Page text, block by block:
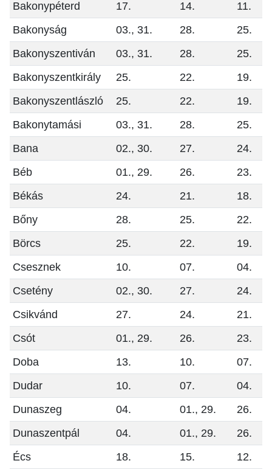
Bakonypéterd 17. 14.
11.
Bakonyság
03., 31. 28.
25.
Bakonyszentiván
03., 31. 28.
25.
Bakonyszentkirály
25. 22.
19.
Bakonyszentlászló
25. 22.
19.
Bakonytamási
03., 31. 28.
25.
Bana
02., 30. 27.
24.
Béb
01., 29. 26.
23.
Békás
24. 21.
18.
Bőny
28. 25.
22.
Börcs
25. 22.
19.
Csesznek
10. 07.
04.
Csetény
02., 30. 27.
24.
Csikvánd
27. 24.
21.
Csót
01., 29. 26.
23.
Doba
13. 10.
07.
Dudar
10. 07.
04.
Dunaszeg
04. 01., 29.
26.
Dunaszentpál
04. 01., 29.
26.
Écs
18. 15.
12.